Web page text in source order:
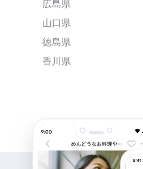
広島県
山口県
徳島県
香川県